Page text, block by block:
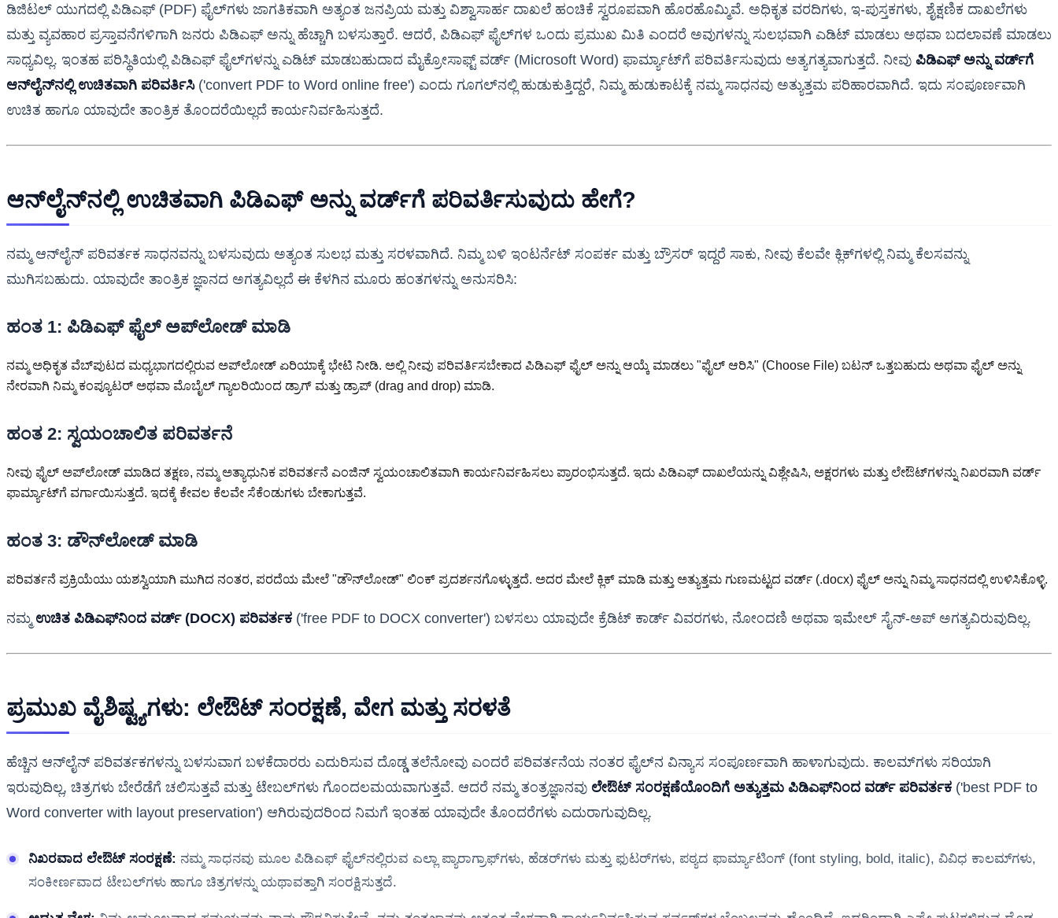
ಡಿಜಿಟಲ್ ಯುಗದಲ್ಲಿ ಪಿಡಿಎಫ್ (PDF) ಫೈಲ್‌ಗಳು ಜಾಗತಿಕವಾಗಿ ಅತ್ಯಂತ ಜನಪ್ರಿಯ ಮತ್ತು ವಿಶ್ವಾಸಾರ್ಹ ದಾಖಲೆ ಹಂಚಿಕೆ ಸ್ವರೂಪವಾಗಿ ಹೊರಹೊಮ್ಮಿವೆ. ಅಧಿಕೃತ ವರದಿಗಳು, ಇ-ಪುಸ್ತಕಗಳು, ಶೈಕ್ಷಣಿಕ ದಾಖಲೆಗಳು
ಮತ್ತು ವ್ಯವಹಾರ ಪ್ರಸ್ತಾವನೆಗಳಿಗಾಗಿ ಜನರು ಪಿಡಿಎಫ್ ಅನ್ನು ಹೆಚ್ಚಾಗಿ ಬಳಸುತ್ತಾರೆ. ಆದರೆ, ಪಿಡಿಎಫ್ ಫೈಲ್‌ಗಳ ಒಂದು ಪ್ರಮುಖ ಮಿತಿ ಎಂದರೆ ಅವುಗಳನ್ನು ಸುಲಭವಾಗಿ ಎಡಿಟ್ ಮಾಡಲು ಅಥವಾ ಬದಲಾವಣೆ ಮಾಡಲು
ಸಾಧ್ಯವಿಲ್ಲ. ಇಂತಹ ಪರಿಸ್ಥಿತಿಯಲ್ಲಿ ಪಿಡಿಎಫ್ ಫೈಲ್‌ಗಳನ್ನು ಎಡಿಟ್ ಮಾಡಬಹುದಾದ ಮೈಕ್ರೋಸಾಫ್ಟ್ ವರ್ಡ್ (Microsoft Word) ಫಾರ್ಮ್ಯಾಟ್‌ಗೆ ಪರಿವರ್ತಿಸುವುದು ಅತ್ಯಗತ್ಯವಾಗುತ್ತದೆ. ನೀವು ಪಿಡಿಎಫ್ ಅನ್ನು ವರ್ಡ್‌ಗೆ
ಆನ್‌ಲೈನ್‌ನಲ್ಲಿ ಉಚಿತವಾಗಿ ಪರಿವರ್ತಿಸಿ('convert PDF to Word online free') ಎಂದು ಗೂಗಲ್‌ನಲ್ಲಿ ಹುಡುಕುತ್ತಿದ್ದರೆ, ನಿಮ್ಮ ಹುಡುಕಾಟಕ್ಕೆ ನಮ್ಮ ಸಾಧನವು ಅತ್ಯುತ್ತಮ ಪರಿಹಾರವಾಗಿದೆ. ಇದು ಸಂಪೂರ್ಣವಾಗಿ
ಉಚಿತ ಹಾಗೂ ಯಾವುದೇ ತಾಂತ್ರಿಕ ತೊಂದರೆಯಿಲ್ಲದೆ ಕಾರ್ಯನಿರ್ವಹಿಸುತ್ತದೆ.
ಆನ್‌ಲೈನ್‌ನಲ್ಲಿ ಉಚಿತವಾಗಿ ಪಿಡಿಎಫ್ ಅನ್ನು ವರ್ಡ್‌ಗೆ ಪರಿವರ್ತಿಸುವುದು ಹೇಗೆ?
ನಮ್ಮ ಆನ್‌ಲೈನ್ ಪರಿವರ್ತಕ ಸಾಧನವನ್ನು ಬಳಸುವುದು ಅತ್ಯಂತ ಸುಲಭ ಮತ್ತು ಸರಳವಾಗಿದೆ. ನಿಮ್ಮ ಬಳಿ ಇಂಟರ್ನೆಟ್ ಸಂಪರ್ಕ ಮತ್ತು ಬ್ರೌಸರ್ ಇದ್ದರೆ ಸಾಕು, ನೀವು ಕೆಲವೇ ಕ್ಲಿಕ್‌ಗಳಲ್ಲಿ ನಿಮ್ಮ ಕೆಲಸವನ್ನು
ಮುಗಿಸಬಹುದು. ಯಾವುದೇ ತಾಂತ್ರಿಕ ಜ್ಞಾನದ ಅಗತ್ಯವಿಲ್ಲದೆ ಈ ಕೆಳಗಿನ ಮೂರು ಹಂತಗಳನ್ನು ಅನುಸರಿಸಿ:
ಹಂತ 1: ಪಿಡಿಎಫ್ ಫೈಲ್ ಅಪ್‌ಲೋಡ್ ಮಾಡಿ
ನಮ್ಮ ಅಧಿಕೃತ ವೆಬ್‌ಪುಟದ ಮಧ್ಯಭಾಗದಲ್ಲಿರುವ ಅಪ್‌ಲೋಡ್ ಏರಿಯಾಕ್ಕೆ ಭೇಟಿ ನೀಡಿ. ಅಲ್ಲಿ ನೀವು ಪರಿವರ್ತಿಸಬೇಕಾದ ಪಿಡಿಎಫ್ ಫೈಲ್ ಅನ್ನು ಆಯ್ಕೆ ಮಾಡಲು "ಫೈಲ್ ಆರಿಸಿ" (Choose File) ಬಟನ್ ಒತ್ತಬಹುದು ಅಥವಾ ಫೈಲ್ ಅನ್ನು
ನೇರವಾಗಿ ನಿಮ್ಮ ಕಂಪ್ಯೂಟರ್ ಅಥವಾ ಮೊಬೈಲ್ ಗ್ಯಾಲರಿಯಿಂದ ಡ್ರಾಗ್ ಮತ್ತು ಡ್ರಾಪ್ (drag and drop) ಮಾಡಿ.
ಹಂತ 2: ಸ್ವಯಂಚಾಲಿತ ಪರಿವರ್ತನೆ
ನೀವು ಫೈಲ್ ಅಪ್‌ಲೋಡ್ ಮಾಡಿದ ತಕ್ಷಣ, ನಮ್ಮ ಅತ್ಯಾಧುನಿಕ ಪರಿವರ್ತನೆ ಎಂಜಿನ್ ಸ್ವಯಂಚಾಲಿತವಾಗಿ ಕಾರ್ಯನಿರ್ವಹಿಸಲು ಪ್ರಾರಂಭಿಸುತ್ತದೆ. ಇದು ಪಿಡಿಎಫ್ ದಾಖಲೆಯನ್ನು ವಿಶ್ಲೇಷಿಸಿ, ಅಕ್ಷರಗಳು ಮತ್ತು ಲೇಔಟ್‌ಗಳನ್ನು ನಿಖರವಾಗಿ ವರ್ಡ್
ಫಾರ್ಮ್ಯಾಟ್‌ಗೆ ವರ್ಗಾಯಿಸುತ್ತದೆ. ಇದಕ್ಕೆ ಕೇವಲ ಕೆಲವೇ ಸೆಕೆಂಡುಗಳು ಬೇಕಾಗುತ್ತವೆ.
ಹಂತ 3: ಡೌನ್‌ಲೋಡ್ ಮಾಡಿ
ಪರಿವರ್ತನೆ ಪ್ರಕ್ರಿಯೆಯು ಯಶಸ್ವಿಯಾಗಿ ಮುಗಿದ ನಂತರ, ಪರದೆಯ ಮೇಲೆ "ಡೌನ್‌ಲೋಡ್" ಲಿಂಕ್ ಪ್ರದರ್ಶನಗೊಳ್ಳುತ್ತದೆ. ಅದರ ಮೇಲೆ ಕ್ಲಿಕ್ ಮಾಡಿ ಮತ್ತು ಅತ್ಯುತ್ತಮ ಗುಣಮಟ್ಟದ ವರ್ಡ್ (.docx) ಫೈಲ್ ಅನ್ನು ನಿಮ್ಮ ಸಾಧನದಲ್ಲಿ ಉಳಿಸಿಕೊಳ್ಳಿ.
ನಮ್ಮ ಉಚಿತ ಪಿಡಿಎಫ್‌ನಿಂದ ವರ್ಡ್ (DOCX) ಪರಿವರ್ತಕ ('free PDF to DOCX converter') ಬಳಸಲು ಯಾವುದೇ ಕ್ರೆಡಿಟ್ ಕಾರ್ಡ್ ವಿವರಗಳು, ನೋಂದಣಿ ಅಥವಾ ಇಮೇಲ್ ಸೈನ್-ಅಪ್ ಅಗತ್ಯವಿರುವುದಿಲ್ಲ.
ಪ್ರಮುಖ ವೈಶಿಷ್ಟ್ಯಗಳು: ಲೇಔಟ್ ಸಂರಕ್ಷಣೆ, ವೇಗ ಮತ್ತು ಸರಳತೆ
ಹೆಚ್ಚಿನ ಆನ್‌ಲೈನ್ ಪರಿವರ್ತಕಗಳನ್ನು ಬಳಸುವಾಗ ಬಳಕೆದಾರರು ಎದುರಿಸುವ ದೊಡ್ಡ ತಲೆನೋವು ಎಂದರೆ ಪರಿವರ್ತನೆಯ ನಂತರ ಫೈಲ್‌ನ ವಿನ್ಯಾಸ ಸಂಪೂರ್ಣವಾಗಿ ಹಾಳಾಗುವುದು. ಕಾಲಮ್‌ಗಳು ಸರಿಯಾಗಿ
ಇರುವುದಿಲ್ಲ, ಚಿತ್ರಗಳು ಬೇರೆಡೆಗೆ ಚಲಿಸುತ್ತವೆ ಮತ್ತು ಟೇಬಲ್‌ಗಳು ಗೊಂದಲಮಯವಾಗುತ್ತವೆ. ಆದರೆ ನಮ್ಮ ತಂತ್ರಜ್ಞಾನವು ಲೇಔಟ್ ಸಂರಕ್ಷಣೆಯೊಂದಿಗೆ ಅತ್ಯುತ್ತಮ ಪಿಡಿಎಫ್‌ನಿಂದ ವರ್ಡ್ ಪರಿವರ್ತಕ ('best PDF to
Word converter with layout preservation') ಆಗಿರುವುದರಿಂದ ನಿಮಗೆ ಇಂತಹ ಯಾವುದೇ ತೊಂದರೆಗಳು ಎದುರಾಗುವುದಿಲ್ಲ.
ನಿಖರವಾದ ಲೇಔಟ್ ಸಂರಕ್ಷಣೆ: ನಮ್ಮ ಸಾಧನವು ಮೂಲ ಪಿಡಿಎಫ್ ಫೈಲ್‌ನಲ್ಲಿರುವ ಎಲ್ಲಾ ಪ್ಯಾರಾಗ್ರಾಫ್‌ಗಳು, ಹೆಡರ್‌ಗಳು ಮತ್ತು ಫುಟರ್‌ಗಳು, ಪಠ್ಯದ ಫಾರ್ಮ್ಯಾಟಿಂಗ್ (font styling, bold, italic), ವಿವಿಧ ಕಾಲಮ್‌ಗಳು,
ಸಂಕೀರ್ಣವಾದ ಟೇಬಲ್‌ಗಳು ಹಾಗೂ ಚಿತ್ರಗಳನ್ನು ಯಥಾವತ್ತಾಗಿ ಸಂರಕ್ಷಿಸುತ್ತದೆ.